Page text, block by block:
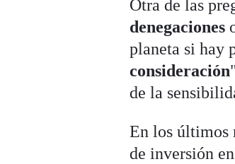
Otra de las
denegaciones
planeta si hay
consideración
de la
En los últimos
de inversión